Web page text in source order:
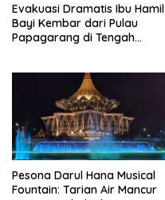
Evakuasi Dramatis Ibu Hamil
Bayi Kembar dari Pulau
Papagarang di Tengah
Pesona Darul Hana Musical
Fountain: Tarian Air Mancur